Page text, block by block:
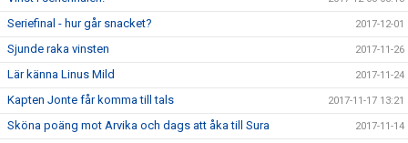
Seriefinal - hur går snacket? 2017-12-01
Sjunde raka vinsten 2017-11-26
Lär känna Linus Mild 2017-11-24
Kapten Jonte får komma till tals 2017-11-17 13:21
Sköna poäng mot Arvika och dags att åka till Sura 2017-11-14